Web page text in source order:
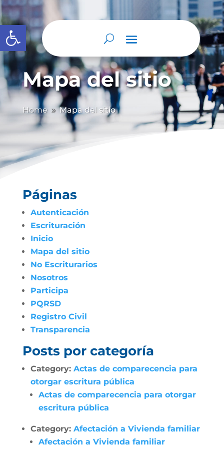
Abrir barra de herramientas
Mapa del sitio
Home 9 Mapa del sitio
Páginas
Autenticación
Escrituración
Inicio
Mapa del sitio
No Escriturarios
Nosotros
Participa
PQRSD
Registro Civil
Transparencia
Posts por categoría
Category: Actas de comparecencia para
otorgar escritura pública
Actas de comparecencia para otorgar
escritura pública
Category: Afectación a Vivienda familiar
Afectación a Vivienda familiar